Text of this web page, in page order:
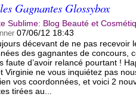
Gagnantes Glossybox
Sublime: Blog Beauté et
07/06/12 18:43
décevant de ne pas recevoir
des gagnantes de concours,
faute d’avoir relancé pourtant !
Virginie ne vous inquiétez pas
vos coordonnées, et voici 2
tirées au...